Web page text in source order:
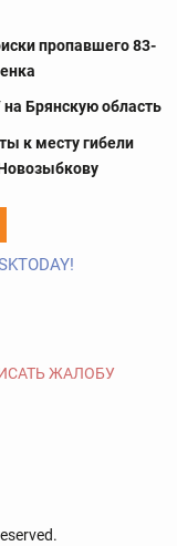
пропавшего 83-
Брянскую область
к месту гибели
ЖАЛОБУ